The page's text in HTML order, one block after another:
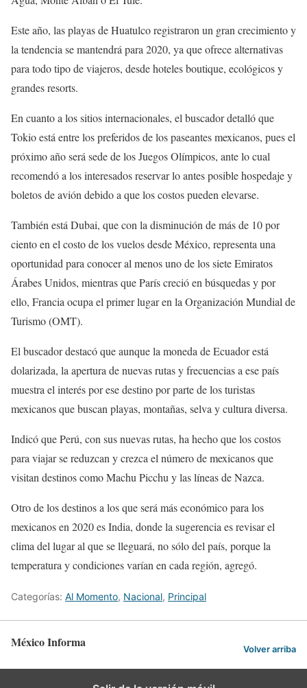
Este año, las playas de Huatulco registraron un gran crecimiento y
la tendencia se mantendrá para 2020, ya que ofrece alternativas
para todo tipo de viajeros, desde hoteles boutique, ecológicos y
grandes resorts.
En cuanto a los sitios internacionales, el buscador detalló que
Tokio está entre los preferidos de los paseantes mexicanos, pues el
próximo año será sede de los Juegos Olímpicos, ante lo cual
recomendó a los interesados reservar lo antes posible hospedaje y
boletos de avión debido a que los costos pueden elevarse.
También está Dubai, que con la disminución de más de 10 por
ciento en el costo de los vuelos desde México, representa una
oportunidad para conocer al menos uno de los siete Emiratos
Árabes Unidos, mientras que París creció en búsquedas y por
ello, Francia ocupa el primer lugar en la Organización Mundial de
Turismo (OMT).
El buscador destacó que aunque la moneda de Ecuador está
dolarizada, la apertura de nuevas rutas y frecuencias a ese país
muestra el interés por ese destino por parte de los turistas
mexicanos que buscan playas, montañas, selva y cultura diversa.
Indicó que Perú, con sus nuevas rutas, ha hecho que los costos
para viajar se reduzcan y crezca el número de mexicanos que
visitan destinos como Machu Picchu y las líneas de Nazca.
Otro de los destinos a los que será más económico para los
mexicanos en 2020 es India, donde la sugerencia es revisar el
clima del lugar al que se lleguará, no sólo del país, porque la
temperatura y condiciones varían en cada región, agregó.
Categorías: Al Momento, Nacional, Principal
México Informa Volver arriba